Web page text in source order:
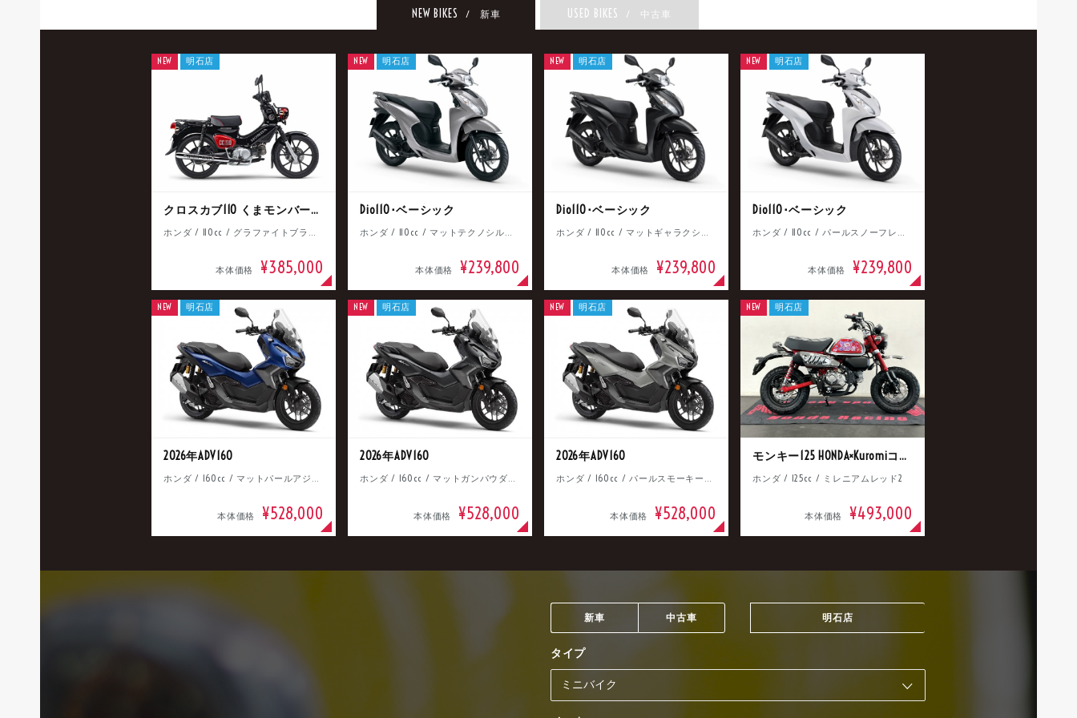
NEW BIKES / 新車 USED BIKES / 中古車
クロスカブ110 くまモンバージョン
ホンダ / 110cc / グラファイトブラック
本体価格 ¥385,000
NEW 明石店
Dio110･ベーシック
ホンダ / 110cc / マットテクノシルバーメタリック
本体価格 ¥239,800
NEW 明石店
Dio110･ベーシック
ホンダ / 110cc / マットギャラクシーブラックメタリック
本体価格 ¥239,800
NEW 明石店
Dio110･ベーシック
ホンダ / 110cc / パールスノーフレークホワイト
本体価格 ¥239,800
NEW 明石店
2026年ADV160
ホンダ / 160cc / マットパールアジャイルブルー
本体価格 ¥528,000
NEW 明石店
2026年ADV160
ホンダ / 160cc / マットガンパウダーブラックメタリック
本体価格 ¥528,000
NEW 明石店
2026年ADV160
ホンダ / 160cc / パールスモーキーグレー
本体価格 ¥528,000
NEW 明石店
モンキー125 HONDA×Kuromiコラボ
ホンダ / 125cc / ミレニアムレッド2
本体価格 ¥493,000
NEW 明石店
新車 中古車 明石店
タイプ